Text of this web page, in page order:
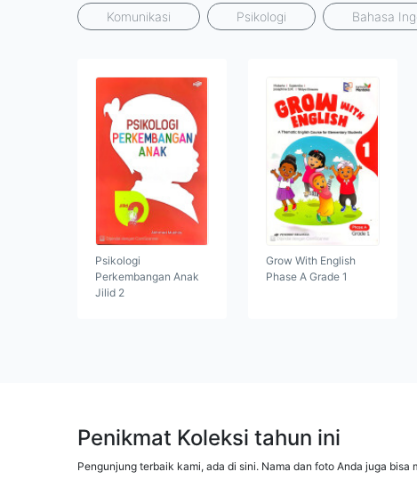
Komunikasi Psikologi Bahasa
Psikologi
Perkembangan Anak
Jilid 2
Grow With English
Phase A Grade 1
Penikmat Koleksi tahun ini
Pengunjung terbaik kami, ada di sini. Nama dan foto Anda juga